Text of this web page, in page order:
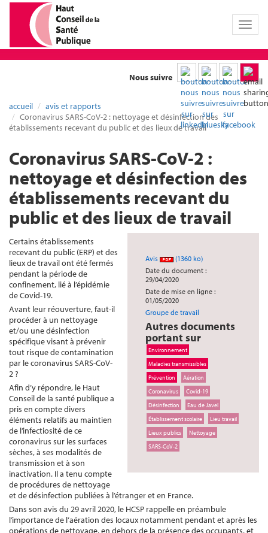
Toggle
Nous suivre
accueil
avis et rapports
Coronavirus SARS-CoV-2 : nettoyage et désinfection des
établissements recevant du public et des lieux de travail
Coronavirus SARS-CoV-2 :
nettoyage et désinfection des
établissements recevant du
public et des lieux de travail
Avis
(1360 ko)
Date du document :
29/04/2020
Date de mise en ligne :
01/05/2020
Groupe de travail
Autres documents
portant sur
Environnement
Maladies transmissibles
Prévention
Aération
Coronavirus
Covid-19
Désinfection
Eau de Javel
Établissement scolaire
Lieu travail
Lieux publics
Nettoyage
SARS-CoV-2
Certains établissements
recevant du public (ERP) et des
lieux de travail ont été fermés
pendant la période de
confinement, lié à l’épidémie
de Covid-19.
Avant leur réouverture, faut-il
procéder à un nettoyage
et/ou une désinfection
spécifique visant à prévenir
tout risque de contamination
par le coronavirus SARS-CoV-
2 ?
Afin d’y répondre, le Haut
Conseil de la santé publique a
pris en compte divers
éléments relatifs au maintien
de l’infectiosité de ce
coronavirus sur les surfaces
sèches, à ses modalités de
transmission et à son
inactivation. Il a tenu compte
de procédures de nettoyage
et de désinfection publiées à l’étranger et en France.
Dans son avis du 29 avril 2020, le HCSP rappelle en préambule
l’importance de l’aération des locaux notamment pendant et après les
opérations de nettoyage, en dehors de la présence des occupants, et